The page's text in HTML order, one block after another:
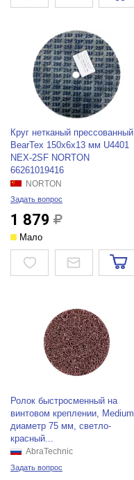
Круг нетканый прессованный
BearTex 150x6х13 мм U4401
NEX-2SF NORTON
66261019416
NORTON
Задать вопрос
1 879
Мало
Ролок быстросменный на
винтовом креплении, Medium,
диаметр 75 мм, светло-
красный...
AbraTechnic
Задать вопрос